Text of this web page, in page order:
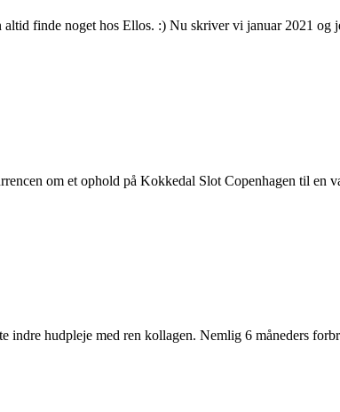
finde noget hos Ellos. :) Nu skriver vi januar 2021 og
om et ophold på Kokkedal Slot Copenhagen til en
hudpleje med ren kollagen. Nemlig 6 måneders